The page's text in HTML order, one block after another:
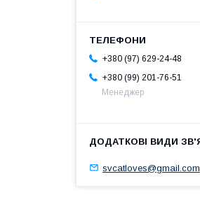
+380 (97) 629-24-48
+380 (99) 201-76-51
Менеджер
svcatloves@gmail.com